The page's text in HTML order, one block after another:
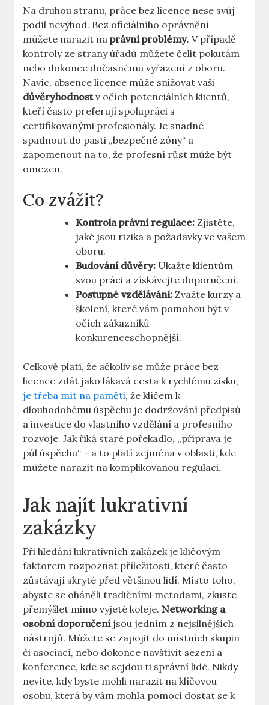
Na druhou stranu, práce bez licence nese svůj
podíl nevýhod. Bez oficiálního oprávnění
můžete narazit naprávní problémy. V případě
kontroly ze strany úřadů můžete čelit pokutám
nebo dokonce dočasnému vyřazení z oboru.
Navíc, absence licence může snižovat vaši
důvěryhodnostv očích potenciálních klientů,
kteří často preferují spolupráci s
certifikovanými profesionály. Je snadné
spadnout do pasti „bezpečné zóny“ a
zapomenout na to, že profesní růst může být
omezen.
Co zvážit?
Kontrola právní regulace: Zjistěte,
jaké jsou rizika a požadavky ve vašem
oboru.
Budování důvěry: Ukažte klientům
svou práci a získávejte doporučení.
Postupné vzdělávání: Zvažte kurzy a
školení, které vám pomohou být v
očích zákazníků
konkurenceschopnější.
Celkově platí, že ačkoliv se může práce bez
licence zdát jako lákavá cesta k rychlému zisku,
je třeba mít na paměti, že klíčem k
dlouhodobému úspěchu je dodržování předpisů
a investice do vlastního vzdělání a profesního
rozvoje. Jak říká staré pořekadlo, „příprava je
půl úspěchu“ – a to platí zejména v oblasti, kde
můžete narazit na komplikovanou regulaci.
Jak najít lukrativní
zakázky
Při hledání lukrativních zakázek je klíčovým
faktorem rozpoznat příležitosti, které často
zůstávají skryté před většinou lidí. Místo toho,
abyste se oháněli tradičními metodami, zkuste
přemýšlet mimo vyjeté koleje. Networking a
osobní doporučeníjsou jedním z nejsilnějších
nástrojů. Můžete se zapojit do místních skupin
či asociací, nebo dokonce navštívit sezení a
konference, kde se sejdou ti správní lidé. Nikdy
nevíte, kdy byste mohli narazit na klíčovou
osobu, která by vám mohla pomoci dostat se k